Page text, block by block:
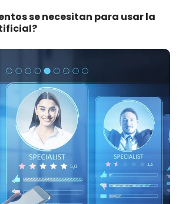
se necesitan para usar la